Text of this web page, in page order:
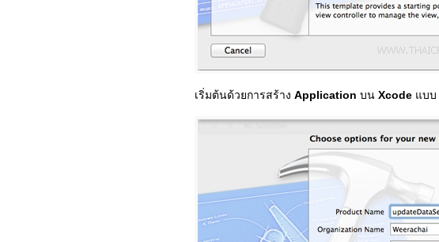
เริ่มต้นด้วยการสร้าง Application บน Xcode แบบ